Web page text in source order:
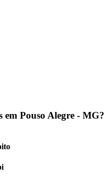
em Pouso Alegre - MG?